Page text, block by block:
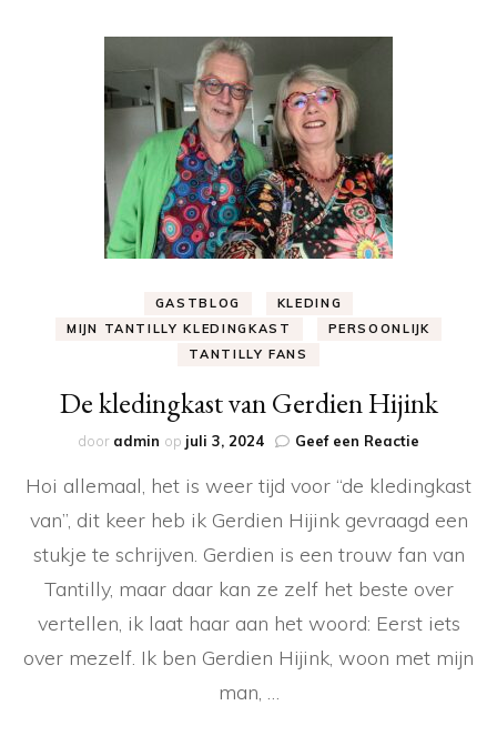
GASTBLOG
KLEDING
MIJN TANTILLY KLEDINGKAST
PERSOONLIJK
TANTILLY FANS
De kledingkast van Gerdien Hijink
door admin op juli 3, 2024 Geef een Reactie
Gerdien
Hijink
Hoi allemaal, het is weer tijd voor “de kledingkast
van”, dit keer heb ik Gerdien Hijink gevraagd een
stukje te schrijven. Gerdien is een trouw fan van
Tantilly, maar daar kan ze zelf het beste over
vertellen, ik laat haar aan het woord: Eerst iets
over mezelf. Ik ben Gerdien Hijink, woon met mijn
man, …